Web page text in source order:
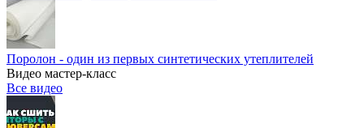
Поролон - один из первых синтетических утеплителей
Видео мастер-класс
Все видео